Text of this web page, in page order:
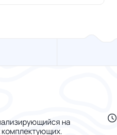
на
комплектующих.